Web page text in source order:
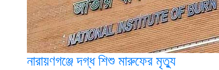
নারায়ণগঞ্জে দগ্ধ শিশু মারুফের মৃত্যু